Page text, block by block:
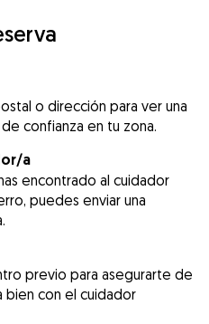
o dirección para ver una
confianza en tu zona.
a
encontrado al cuidador
puedes enviar una
previo para asegurarte de
bien con el cuidador